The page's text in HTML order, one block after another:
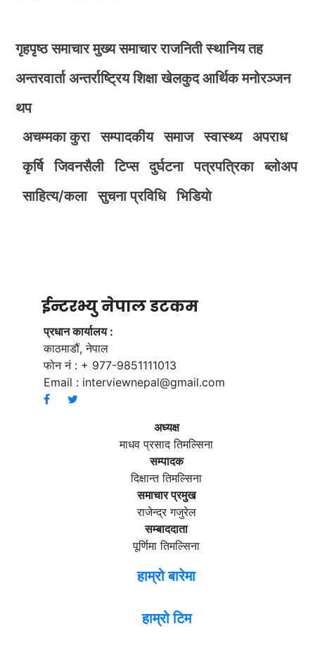
गृहपृष्ठ समाचार मुख्य समाचार राजनिती स्थानिय तह
अन्तरवार्ता अन्तर्राष्ट्रिय शिक्षा खेलकुद आर्थिक मनोरञ्जन
थप
अचम्मका कुरा
सम्पादकीय समाज स्वास्थ्य
अपराध
कृर्षि
जिवनसैली टिप्स दुर्घटना पत्रपत्रिका
ब्लोअप
साहित्य/कला
सुचना प्रविधि भिडियाे
ईन्टरभ्यु नेपाल डटकम
प्रधान कार्यालय :
काठमाडौं, नेपाल
फोन नं : + 977-9851111013
Email : interviewnepal@gmail.com
अध्यक्ष
माधव प्रसाद तिमल्सिना
सम्पादक
दिक्षान्त तिमल्सिना
समाचार प्रमुख
राजेन्द्र गजुरेल
सम्बाददाता
पूर्णिमा तिमल्सिना
हाम्रो बारेमा
हाम्रो टिम